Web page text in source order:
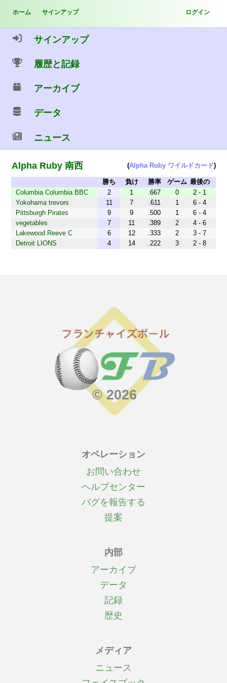
ホーム サインアップ ログイン
サインアップ
履歴と記録
アーカイブ
データ
ニュース
Alpha Ruby 南西 (Alpha Ruby ワイルドカード)
勝ち 負け 勝率
ゲーム
差
最後の
10
Columbia Columbia BBC 2 1 .667 0
2 - 1
Yokohama trevors
11 7 .611 1
6 - 4
Pittsburgh Pirates
9 9 .500 1
6 - 4
vegetables
7 11 .389 2
4 - 6
Lakewood Reeve C
6 12 .333 2
3 - 7
Detroit LIONS
4 14 .222 3 2 - 8
© 2026
オペレーション
お問い合わせ
ヘルプセンター
バグを報告する
提案
内部
アーカイブ
データ
記録
歴史
メディア
ニュース